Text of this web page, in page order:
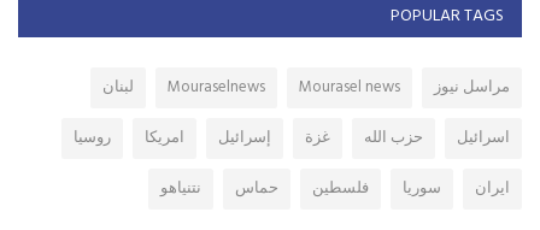
POPULAR TAGS
مراسل نيوز Mourasel news
Mouraselnews
لبنان
اسرائيل
حزب الله غزة إسرائيل امريكا
روسيا
ايران
سوريا فلسطين حماس نتنياهو